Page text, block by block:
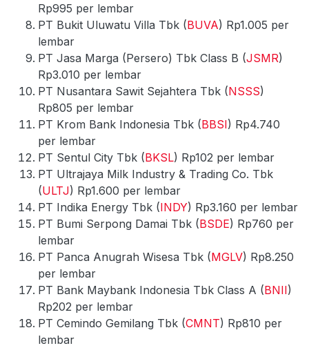
Rp995 per lembar
PT Bukit Uluwatu Villa Tbk (BUVA) Rp1.005 per
lembar
PT Jasa Marga (Persero) Tbk Class B (JSMR)
Rp3.010 per lembar
PT Nusantara Sawit Sejahtera Tbk (NSSS)
Rp805 per lembar
PT Krom Bank Indonesia Tbk (BBSI) Rp4.740
per lembar
PT Sentul City Tbk (BKSL) Rp102 per lembar
PT Ultrajaya Milk Industry & Trading Co. Tbk
(ULTJ) Rp1.600 per lembar
PT Indika Energy Tbk (INDY) Rp3.160 per lembar
PT Bumi Serpong Damai Tbk (BSDE) Rp760 per
lembar
PT Panca Anugrah Wisesa Tbk (MGLV) Rp8.250
per lembar
PT Bank Maybank Indonesia Tbk Class A (BNII)
Rp202 per lembar
PT Cemindo Gemilang Tbk (CMNT) Rp810 per
lembar